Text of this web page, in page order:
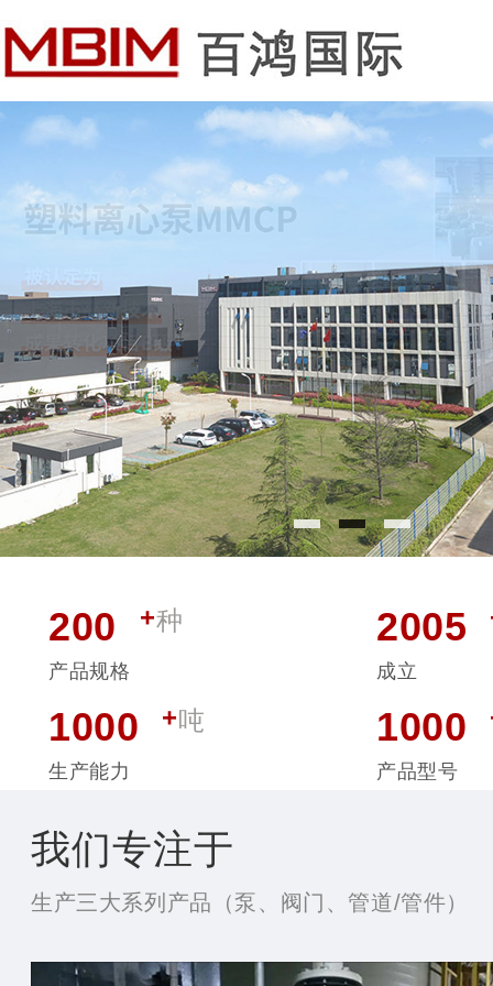
2005
成立
200 种
+
产品规格
1000
产品型号
1000 吨
+
生产能力
我们专注于
生产三大系列产品（泵、阀门、管道/管件）